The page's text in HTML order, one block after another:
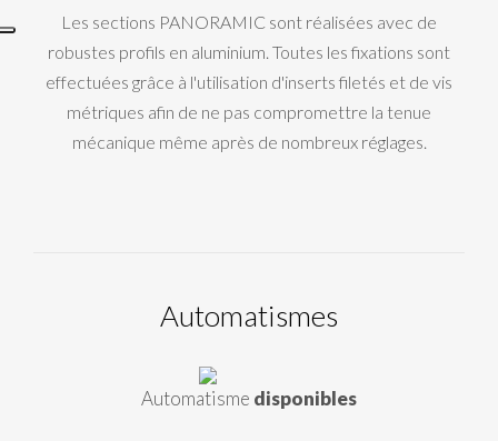
Les sections PANORAMIC sont réalisées avec de
robustes profils en aluminium. Toutes les fixations sont
effectuées grâce à l'utilisation d'inserts filetés et de vis
métriques afin de ne pas compromettre la tenue
mécanique même après de nombreux réglages.
Automatismes
Automatisme disponibles